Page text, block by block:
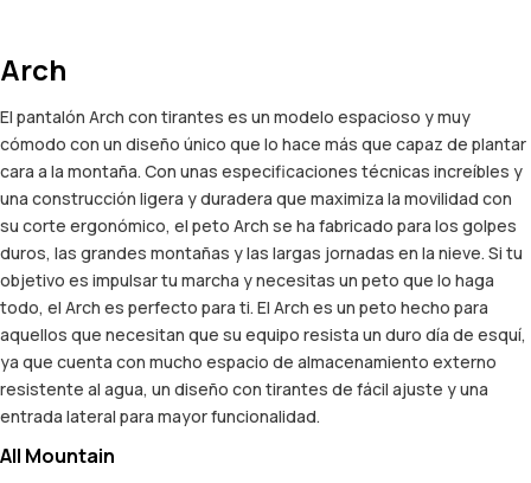
Arch
El pantalón Arch con tirantes es un modelo espacioso y muy
cómodo con un diseño único que lo hace más que capaz de plantar
cara a la montaña. Con unas especificaciones técnicas increíbles y
una construcción ligera y duradera que maximiza la movilidad con
su corte ergonómico, el peto Arch se ha fabricado para los golpes
duros, las grandes montañas y las largas jornadas en la nieve. Si tu
objetivo es impulsar tu marcha y necesitas un peto que lo haga
todo, el Arch es perfecto para ti. El Arch es un peto hecho para
aquellos que necesitan que su equipo resista un duro día de esquí,
ya que cuenta con mucho espacio de almacenamiento externo
resistente al agua, un diseño con tirantes de fácil ajuste y una
entrada lateral para mayor funcionalidad.
All Mountain